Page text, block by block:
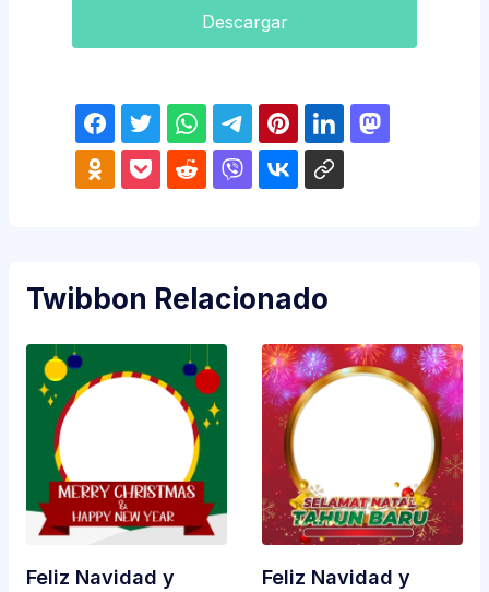
Descargar
Twibbon Relacionado
Feliz Navidad y Feliz Navidad y